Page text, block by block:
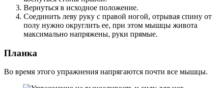
Вернуться в исходное положение.
Соединить леву руку с правой ногой, отрывая спину от
полу нужно округлить ее, при этом мышцы живота
максимально напряжены, руки прямые.
Планка
Во время этого упражнения напрягаются почти все мышцы.